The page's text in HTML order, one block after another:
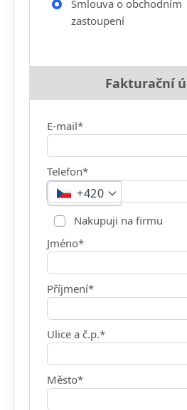
Smlouva o obchodním
zastoupení
Fakturační
E-mail*
Telefon*
+420
Nakupuji na firmu
Jméno*
Příjmení*
Ulice a č.p.*
Město*